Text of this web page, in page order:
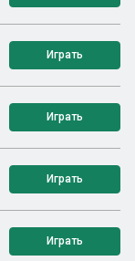
Играть
Играть
Играть
Играть